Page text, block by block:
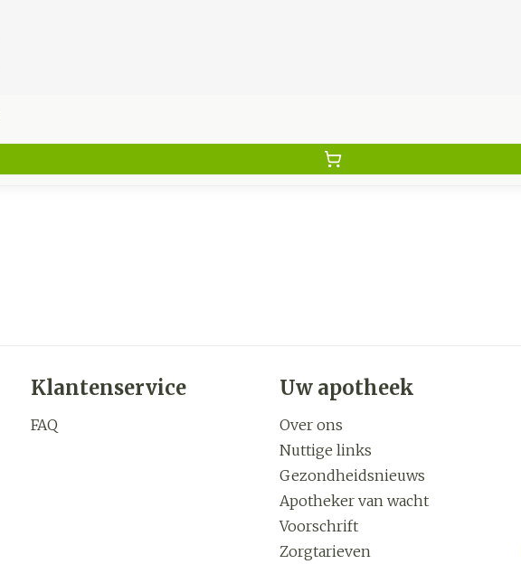
Klantenservice
FAQ
Uw apotheek
Over ons
Nuttige links
Gezondheidsnieuws
Apotheker van wacht
Voorschrift
Zorgtarieven